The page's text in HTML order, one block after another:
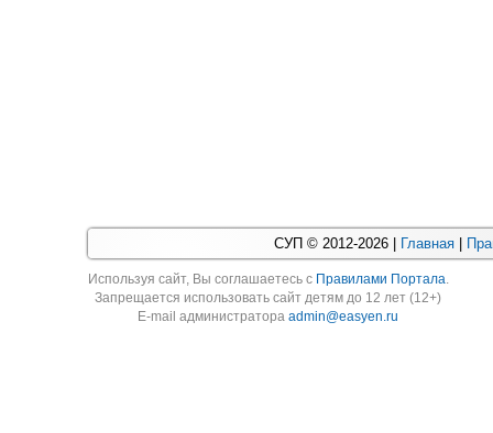
СУП © 2012-2026 | Главная
Используя cайт, Вы соглашаетесь с Правилами Портала.
Запрещается использовать сайт детям до 12 лет (12+)
E-mail администратораadmin@easyen.ru